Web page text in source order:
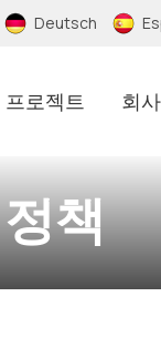
Deutsch
프로젝트 회
책